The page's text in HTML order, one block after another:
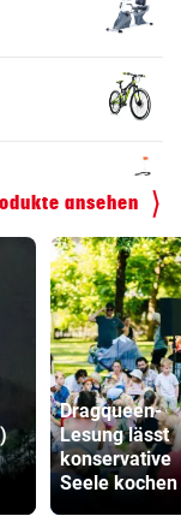
ansehen
Dragqueen-
Lesung lässt
konservative
Seele kochen